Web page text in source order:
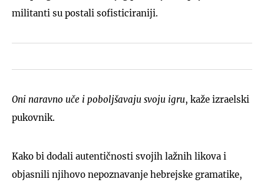
militanti su postali sofisticiraniji.
Oni naravno uče i poboljšavaju svoju igru, kaže izraelski
pukovnik.
Kako bi dodali autentičnosti svojih lažnih likova i
objasnili njihovo nepoznavanje hebrejske gramatike,